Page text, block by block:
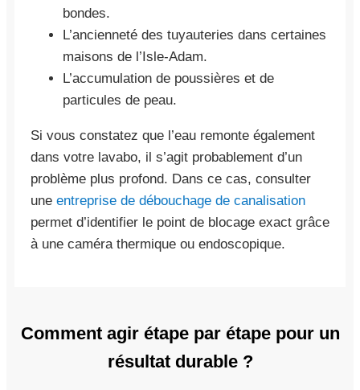
bondes.
L’ancienneté des tuyauteries dans certaines
maisons de l’Isle-Adam.
L’accumulation de poussières et de
particules de peau.
Si vous constatez que l’eau remonte également
dans votre lavabo, il s’agit probablement d’un
problème plus profond. Dans ce cas, consulter
une entreprise de débouchage de canalisation
permet d’identifier le point de blocage exact grâce
à une caméra thermique ou endoscopique.
Comment agir étape par étape pour un
résultat durable ?